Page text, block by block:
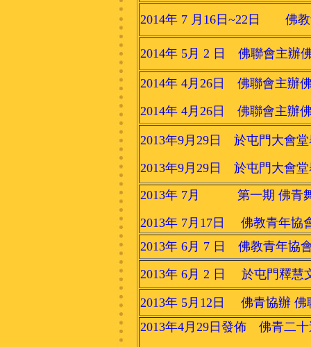
2014年 7 月16日~22日 佛教
2014年 5月 2 日 佛聯會主辦
2014年 4月26日 佛聯會主辦
2014年 4月26日 佛聯會主辦
2013年9月29日 於屯門大會
2013年9月29日 於屯門大會
2013年 7月 第一期 佛青舞
2013年 7月17日 佛教青年
2013年 6月 7 日 佛教青年
2013年 6月 2 日 於屯門釋慧
2013年 5月12日 佛青協辦 佛
2013年4月29日發佈 佛青二